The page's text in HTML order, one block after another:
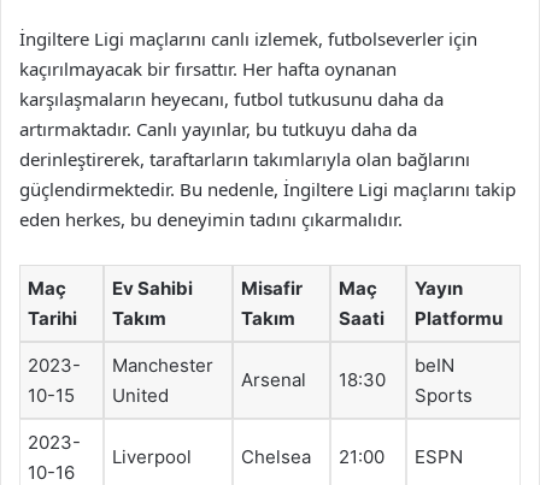
İngiltere Ligi maçlarını canlı izlemek, futbolseverler için
kaçırılmayacak bir fırsattır. Her hafta oynanan
karşılaşmaların heyecanı, futbol tutkusunu daha da
artırmaktadır. Canlı yayınlar, bu tutkuyu daha da
derinleştirerek, taraftarların takımlarıyla olan bağlarını
güçlendirmektedir. Bu nedenle, İngiltere Ligi maçlarını takip
eden herkes, bu deneyimin tadını çıkarmalıdır.
Maç
Tarihi
Ev Sahibi
Takım
Misafir
Takım
Maç
Saati
Yayın
Platformu
2023-
10-15
Manchester
United
Arsenal 18:30
beIN
Sports
2023-
10-16
Liverpool Chelsea 21:00 ESPN